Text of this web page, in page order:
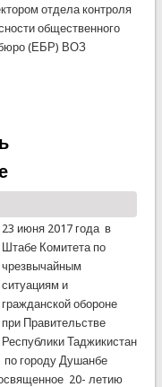
отдела контроля
общественного
бюро (ЕБР) ВОЗ
Комитет
23 июня 2017 года в
Штабе Комитета по
чрезвычайным
ситуациям и
гражданской обороне
при Правительстве
Республики Таджикистан
по городу Душанбе
20- летию